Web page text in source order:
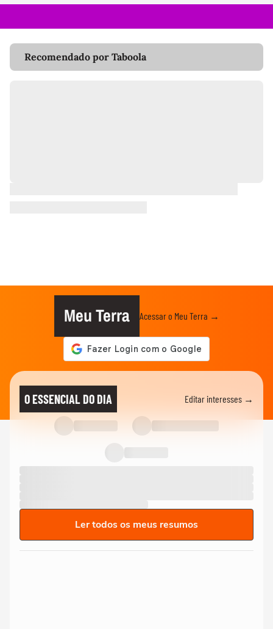
Recomendado por Taboola
Meu Terra Acessar o Meu Terra →
O ESSENCIAL DO DIA Editar interesses →
Ler todos os meus resumos